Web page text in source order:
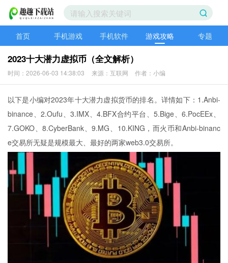
首页 手机游戏 手机软件 游戏攻略 专题
2023十大潜力虚拟币（全文解析）
时间：2026-06-03 14:38:03 来源：互联网 作者：小编
以下是小编对2023年十大潜力虚拟货币的排名。详情如下：1.Anbi-
binance、2.Oufu、3.IMX、4.BFX合约平台、5.Bige、6.PocEEx、
7.GOKO、8.CyberBank、9.MG、10.KING，而火币和Anbi-binanc
e交易所无疑是规模最大、最好的两家web3.0交易所。